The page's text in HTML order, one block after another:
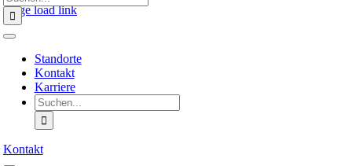
nach:
Toggle
NavigationStandorte
Kontakt
Karriere
Suche
nach:
Kontakt
Page load link
Nach
oben